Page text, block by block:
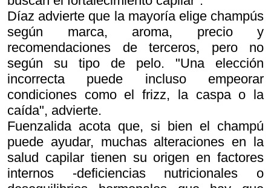
Díaz advierte que la mayoría elige champús
según marca, aroma, precio y
recomendaciones de terceros, pero no
según su tipo de pelo. "Una elección
incorrecta puede incluso empeorar
condiciones como el frizz, la caspa o la
caída", advierte.
Fuenzalida acota que, si bien el champú
puede ayudar, muchas alteraciones en la
salud capilar tienen su origen en factores
internos -deficiencias nutricionales o